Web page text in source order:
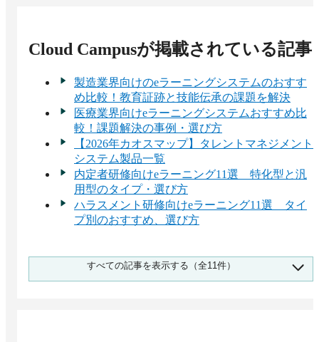
Cloud Campusが掲載されている記事
製造業界向けのeラーニングシステムのおすす
め比較！教育証跡と技能伝承の課題を解決
医療業界向けeラーニングシステムおすすめ比
較！課題解決の事例・選び方
【2026年カオスマップ】タレントマネジメント
システム製品一覧
内定者研修向けeラーニング11選 特化型と汎
用型のタイプ・選び方
ハラスメント研修向けeラーニング11選 タイ
プ別のおすすめ、選び方
eラーニングシステム比較18選 タイプ別のお
すすめLMSと料金表
すべての記事を表示する（全11件）